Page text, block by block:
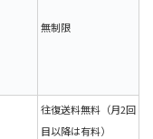
無制限
往復送料無料（月2回
目以降は有料）